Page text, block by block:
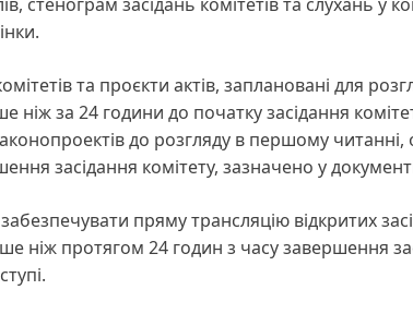
та проєкти актів, заплановані для
за 24 години до початку засідання
до розгляду в першому
засідання комітету, зазначено у
пряму трансляцію відкритих
ніж протягом 24 годин з часу завершення